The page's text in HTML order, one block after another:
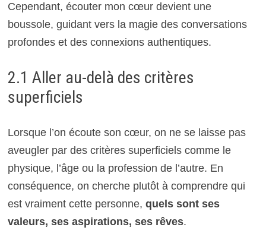
Cependant, écouter mon cœur devient une
boussole, guidant vers la magie des conversations
profondes et des connexions authentiques.
2.1 Aller au-delà des critères
superficiels
Lorsque l’on écoute son cœur, on ne se laisse pas
aveugler par des critères superficiels comme le
physique, l’âge ou la profession de l’autre. En
conséquence, on cherche plutôt à comprendre qui
est vraiment cette personne, quels sont ses
valeurs, ses aspirations, ses rêves.